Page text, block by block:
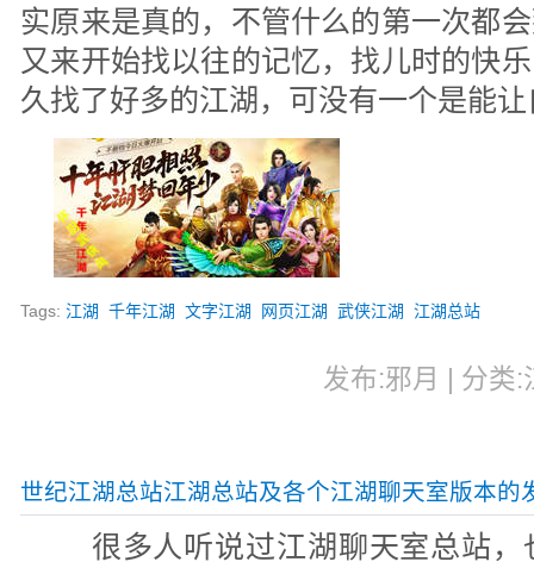
实原来是真的，不管什么的第一次都
又来开始找以往的记忆，找儿时的快
久找了好多的江湖，可没有一个是能
Tags:江湖 千年江湖 文字江湖 网页江湖 武侠江湖 江湖总站
发布:邪月 | 分类:
世纪江湖总站江湖总站及各个江湖聊天室版本的
很多人听说过江湖聊天室总站，